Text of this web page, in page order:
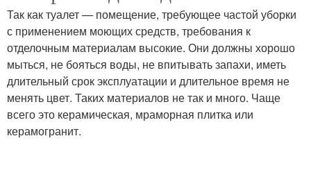
Так как туалет — помещение, требующее частой уборки
с применением моющих средств, требования к
отделочным материалам высокие. Они должны хорошо
мыться, не бояться воды, не впитывать запахи, иметь
длительный срок эксплуатации и длительное время не
менять цвет. Таких материалов не так и много. Чаще
всего это керамическая, мраморная плитка или
керамогранит.